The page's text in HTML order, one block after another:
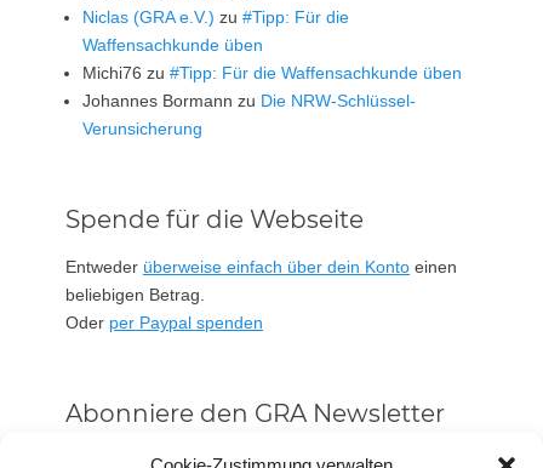
Niclas (GRA e.V.) zu #Tipp: Für die
Waffensachkunde üben
Michi76 zu #Tipp: Für die Waffensachkunde üben
Johannes Bormann zu Die NRW-Schlüssel-
Verunsicherung
Spende für die Webseite
Entweder überweise einfach über dein Konto einen
beliebigen Betrag.
Oder per Paypal spenden
Abonniere den GRA Newsletter
Vorname oder ganzer Name